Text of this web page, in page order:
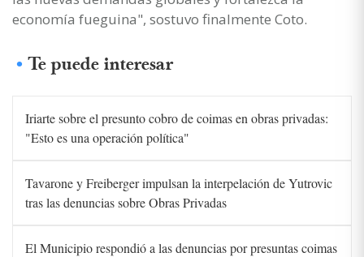
economía fueguina", sostuvo finalmente Coto.
Te puede interesar
Iriarte sobre el presunto cobro de coimas en obras privadas:
"Esto es una operación política"
Tavarone y Freiberger impulsan la interpelación de Yutrovic
tras las denuncias sobre Obras Privadas
El Municipio respondió a las denuncias por presuntas coimas